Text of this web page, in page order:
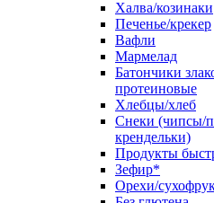
Халва/козинаки
Печенье/крекер
Вафли
Мармелад
Батончики
протеиновые
Хлебцы/хлеб
Снеки (чипсы/
крендельки)
Продукты
Зефир*
Орехи/